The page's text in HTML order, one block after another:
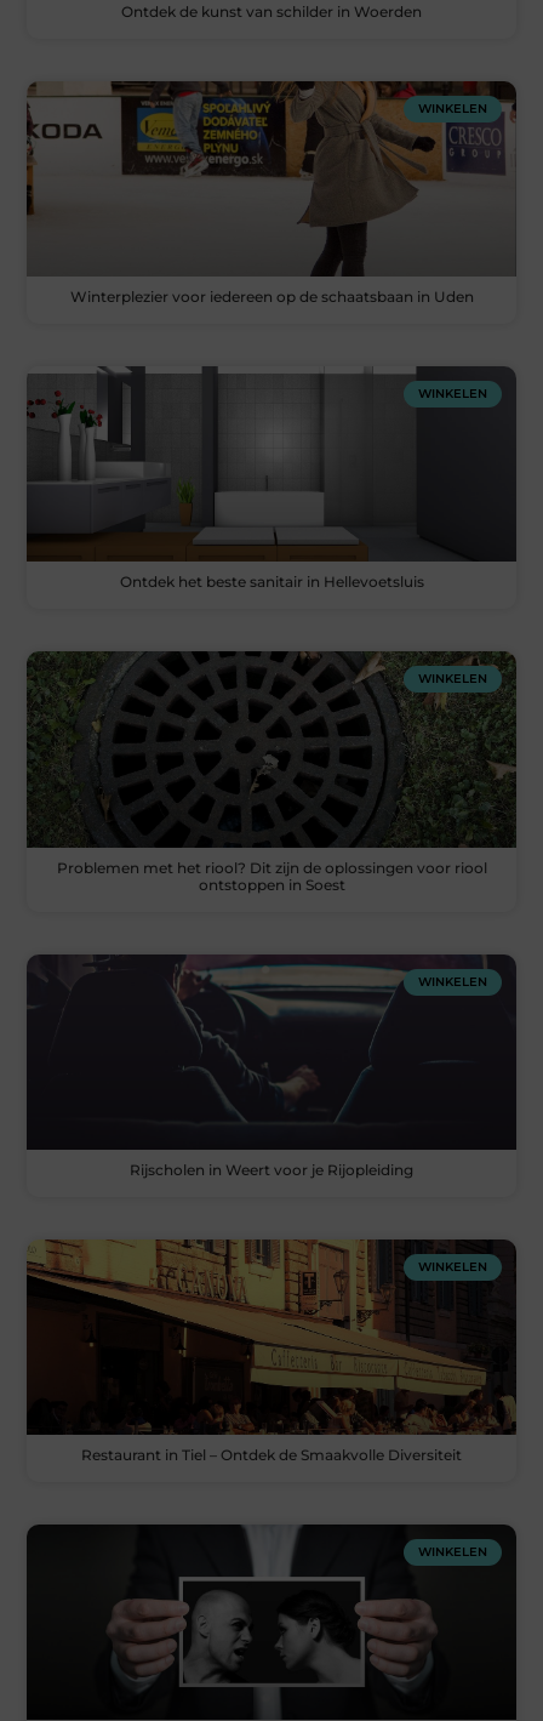
Ontdek de kunst van schilder in Woerden
WINKELEN
Winterplezier voor iedereen op de schaatsbaan in Uden
WINKELEN
Ontdek het beste sanitair in Hellevoetsluis
WINKELEN
Problemen met het riool? Dit zijn de oplossingen voor riool
ontstoppen in Soest
WINKELEN
Rijscholen in Weert voor je Rijopleiding
WINKELEN
Restaurant in Tiel – Ontdek de Smaakvolle Diversiteit
WINKELEN